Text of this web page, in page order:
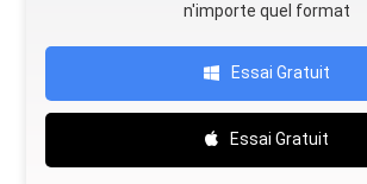
n'importe quel format
Essai Gratuit
Essai Gratuit